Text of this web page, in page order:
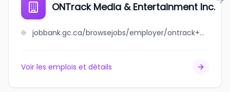
ONTrack Media & Entertainment Inc.
jobbank.gc.ca/browsejobs/employer/ontrack+media+%26+entertainment+inc./ca
Voir les emplois et détails